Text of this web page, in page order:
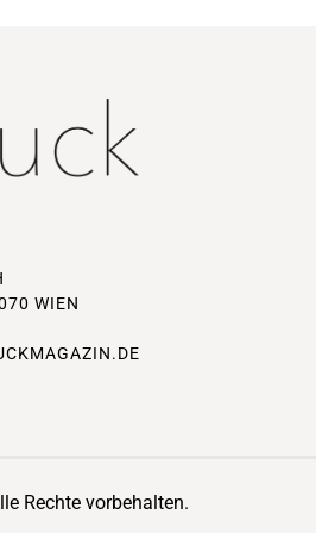
WIEN
Rechte vorbehalten.